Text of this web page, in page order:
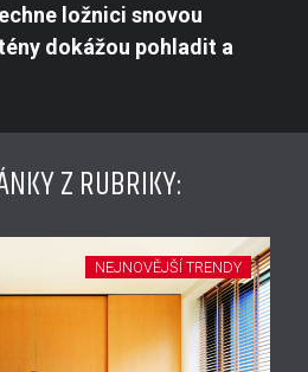
ložnici snovou
dokážou pohladit a
Z RUBRIKY:
NEJNOVĚJŠÍ TRENDY